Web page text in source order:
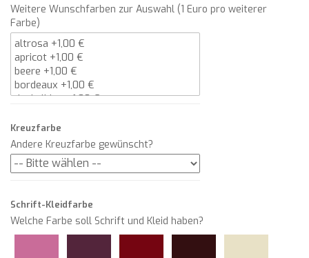
Weitere Wunschfarben zur Auswahl (1 Euro pro weiterer
Farbe)
Kreuzfarbe
Andere Kreuzfarbe gewünscht?
Schrift-Kleidfarbe
Welche Farbe soll Schrift und Kleid haben?